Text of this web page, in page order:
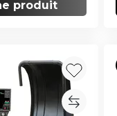
produit